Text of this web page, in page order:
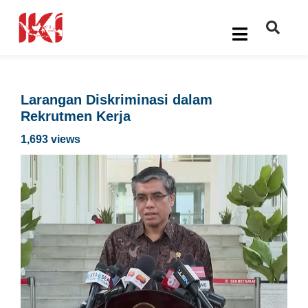
Larangan Diskriminasi dalam
Rekrutmen Kerja
1,693 views